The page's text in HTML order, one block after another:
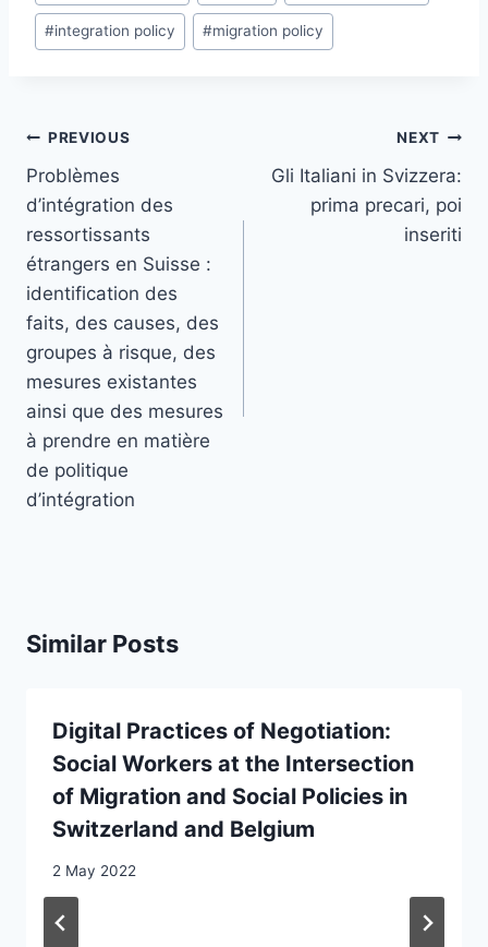
#integration policy #migration policy
Post
navigation
PREVIOUS
Problèmes
d’intégration des
ressortissants
étrangers en Suisse :
identification des
faits, des causes, des
groupes à risque, des
mesures existantes
ainsi que des mesures
à prendre en matière
de politique
d’intégration
NEXT
Gli Italiani in Svizzera:
prima precari, poi
inseriti
Similar Posts
Digital Practices of Negotiation:
Social Workers at the Intersection
of Migration and Social Policies in
Switzerland and Belgium
2 May 2022